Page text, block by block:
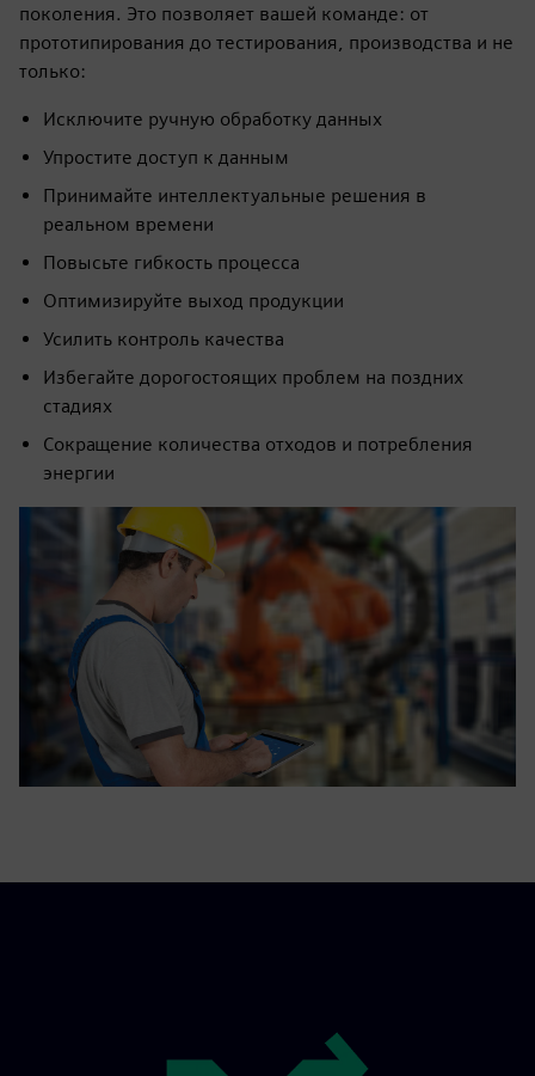
поколения. Это позволяет вашей команде: от
прототипирования до тестирования, производства и не
только:
Исключите ручную обработку данных
Упростите доступ к данным
Принимайте интеллектуальные решения в
реальном времени
Повысьте гибкость процесса
Оптимизируйте выход продукции
Усилить контроль качества
Избегайте дорогостоящих проблем на поздних
стадиях
Сокращение количества отходов и потребления
энергии